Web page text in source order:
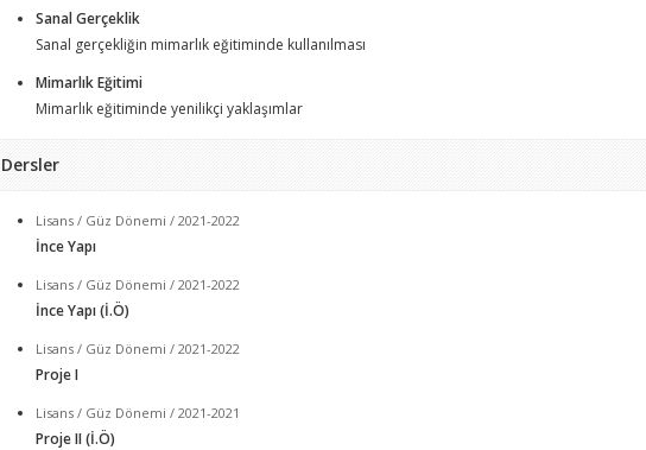
Sanal Gerçeklik
Sanal gerçekliğin mimarlık eğitiminde kullanılması
Mimarlık Eğitimi
Mimarlık eğitiminde yenilikçi yaklaşımlar
Dersler
Lisans / Güz Dönemi / 2021-2022
İnce Yapı
Lisans / Güz Dönemi / 2021-2022
İnce Yapı (İ.Ö)
Lisans / Güz Dönemi / 2021-2022
Proje I
Lisans / Güz Dönemi / 2021-2021
Proje II (İ.Ö)